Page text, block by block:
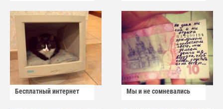
Бесплатный интернет Мы и не сомневались